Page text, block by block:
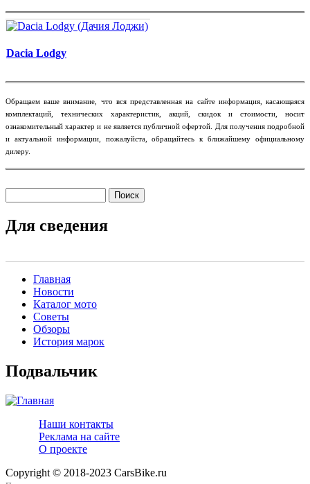
Dacia Lodgy
​Обращаем ваше внимание, что вся представленная на сайте информация, касающаяся
комплектаций, технических характеристик, акций, скидок и стоимости, носит
ознакомительный характер и не является публичной офертой. Для получения подробной
и актуальной информации, пожалуйста, обращайтесь к ближайшему официальному
дилеру.
Для сведения
Main menu 2
Главная
Новости
Каталог мото
Советы
Обзоры
История марок
Подвальчик
Наши контакты
Реклама на сайте
О проекте
Copyright © 2018-2023 CarsBike.ru